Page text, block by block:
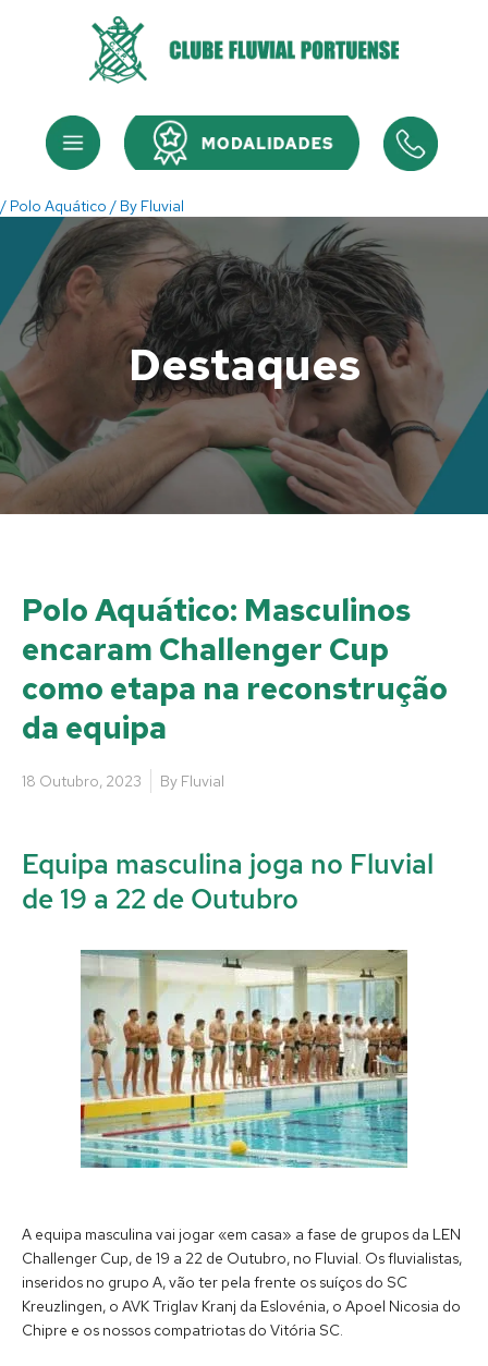
Menu Menu
/ Polo Aquático / By Fluvial
Destaques
Polo Aquático: Masculinos
encaram Challenger Cup
como etapa na reconstrução
da equipa
18 Outubro, 2023 By Fluvial
Equipa masculina joga no Fluvial
de 19 a 22 de Outubro
A equipa masculina vai jogar «em casa» a fase de grupos da LEN
Challenger Cup, de 19 a 22 de Outubro, no Fluvial. Os fluvialistas,
inseridos no grupo A, vão ter pela frente os suíços do SC
Kreuzlingen, o AVK Triglav Kranj da Eslovénia, o Apoel Nicosia do
Chipre e os nossos compatriotas do Vitória SC